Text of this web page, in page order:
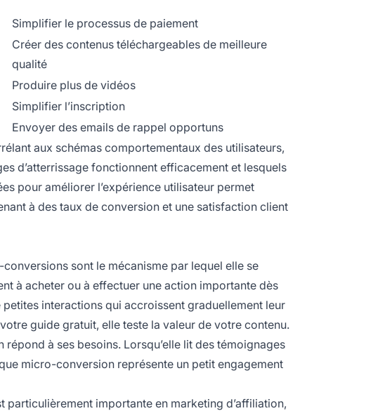
Simplifier le processus de paiement
Créer des contenus téléchargeables de meilleure
qualité
Produire plus de vidéos
Simplifier l’inscription
Envoyer des emails de rappel opportuns
aux schémas comportementaux des utilisateurs,
d’atterrissage fonctionnent efficacement et lesquels
pour améliorer l’expérience utilisateur permet
à des taux de conversion et une satisfaction client
sont le mécanisme par lequel elle se
à acheter ou à effectuer une action importante dès
interactions qui accroissent graduellement leur
guide gratuit, elle teste la valeur de votre contenu.
à ses besoins. Lorsqu’elle lit des témoignages
micro-conversion représente un petit engagement
importante en marketing d’affiliation,